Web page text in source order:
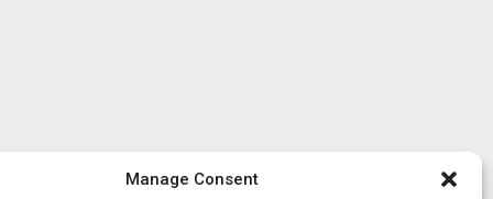
Manage Consent